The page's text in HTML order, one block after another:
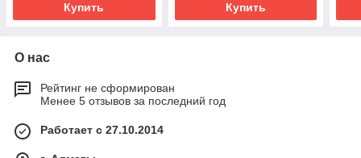
Купить Купить
О нас
Рейтинг не сформирован
Менее 5 отзывов за последний год
Работает с 27.10.2014